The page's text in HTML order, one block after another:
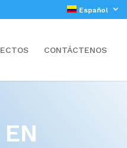
Español
CONTÁCTENOS